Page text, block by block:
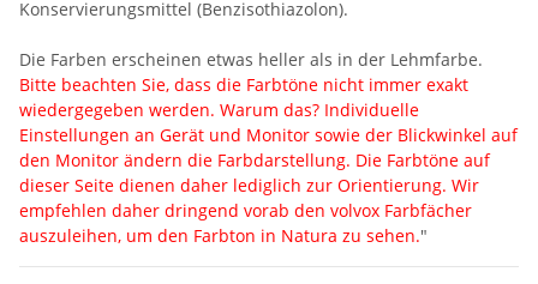
Konservierungsmittel (Benzisothiazolon).
Die Farben erscheinen etwas heller als in der Lehmfarbe.
Bitte beachten Sie, dass die Farbtöne nicht immer exakt
wiedergegeben werden. Warum das? Individuelle
Einstellungen an Gerät und Monitor sowie der Blickwinkel auf
den Monitor ändern die Farbdarstellung. Die Farbtöne auf
dieser Seite dienen daher lediglich zur Orientierung. Wir
empfehlen daher dringend vorab den volvox Farbfächer
auszuleihen, um den Farbton in Natura zu sehen."